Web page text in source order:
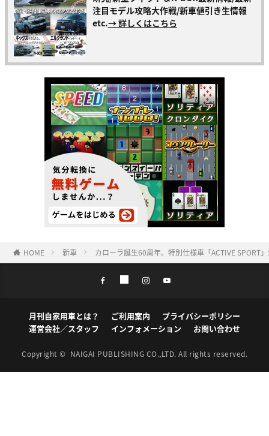
注目モデル攻略大作戦/新車値引き生情報
etc.→ 詳しくはこちら
HOME 新車 カローラ誕生60周年。特別仕様車「ACTIVE SPORT
月刊自家用車とは？ ご利用案内
プライバシーポリシー
運営会社／スタッフ
インフォメーション お問い合わせ
Copyright © NAIGAI PUBLISHING CO.,LTD. All rights reserved.